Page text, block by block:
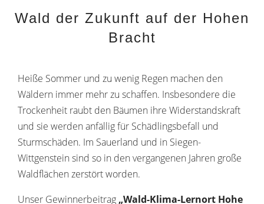
Wald der Zukunft auf der Hohen
Bracht
Heiße Sommer und zu wenig Regen machen den
Wäldern immer mehr zu schaffen. Insbesondere die
Trockenheit raubt den Bäumen ihre Widerstandskraft
und sie werden anfällig für Schädlingsbefall und
Sturmschäden. Im Sauerland und in Siegen-
Wittgenstein sind so in den vergangenen Jahren große
Waldflächen zerstört worden.
Unser Gewinnerbeitrag „Wald-Klima-Lernort Hohe